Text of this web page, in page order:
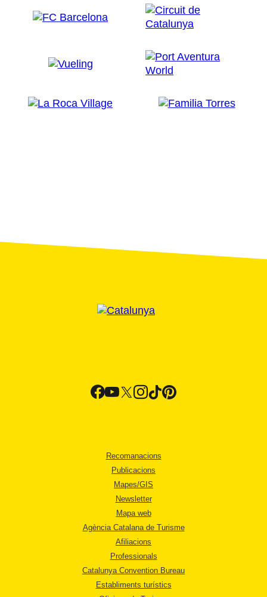
Recomanacions
Publicacions
Mapes/GIS
Newsletter
Mapa web
Agència Catalana de Turisme
Afiliacions
Professionals
Catalunya Convention Bureau
Establiments turístics